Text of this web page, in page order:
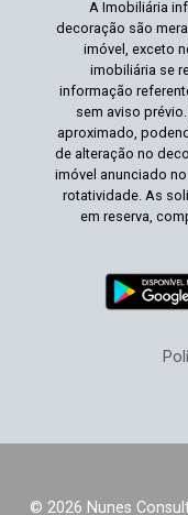
A Imobiliária
decoração são
imóvel, exceto
imobiliária se
informação
sem aviso
aproximado,
de alteração no
imóvel anunciado
rotatividade. As
em reserva,
© 2026 Nunes